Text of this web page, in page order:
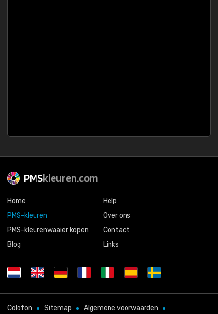
PMSkleuren.com
Home
PMS-kleuren
PMS-kleurenwaaier kopen
Blog
Help
Over ons
Contact
Links
Colofon Sitemap Algemene voorwaarden